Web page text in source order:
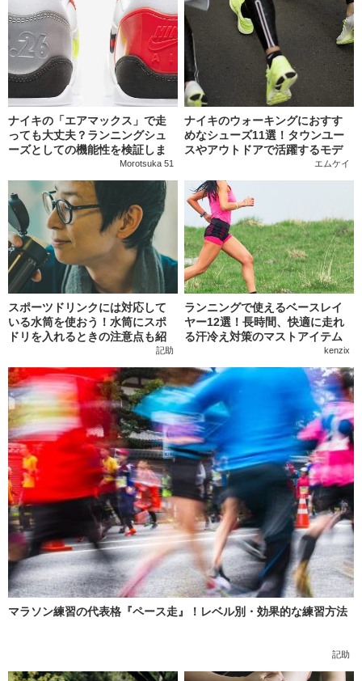
ナイキの「エアマックス」で走
っても大丈夫？ランニングシュ
ーズとしての機能性を検証しま
Morotsuka 51
ナイキのウォーキングにおすす
めなシューズ11選！タウンユー
スやアウトドアで活躍するモデ
エムケイ
スポーツドリンクには対応して
いる水筒を使おう！水筒にスポ
ドリを入れるときの注意点も紹
記助
ランニングで使えるベースレイ
ヤー12選！長時間、快適に走れ
る汗冷え対策のマストアイテム
kenzix
マラソン練習の代表格『ペース走』！レベル別・効果的な練習方法
記助